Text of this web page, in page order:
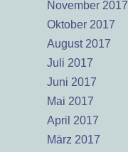
November 2017
Oktober 2017
August 2017
Juli 2017
Juni 2017
Mai 2017
April 2017
März 2017